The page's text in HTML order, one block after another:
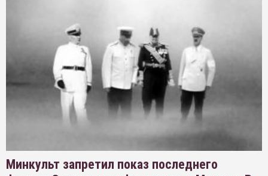
Минкульт запретил показ последнего